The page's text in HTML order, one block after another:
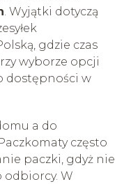
. Wyjątki dotyczą
gdzie czas
wyborze opcji
dostępności w
a do
często
paczki, gdyż nie
odbiorcy. W